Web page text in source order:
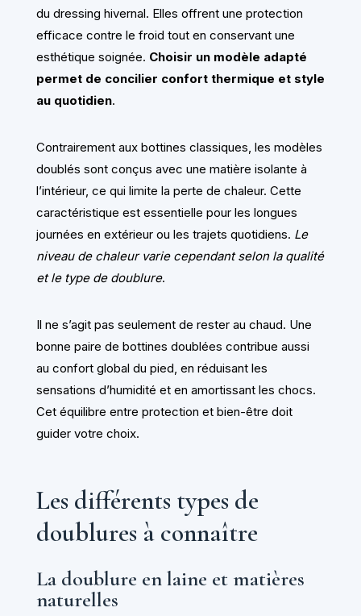
du dressing hivernal. Elles offrent une protection
efficace contre le froid tout en conservant une
esthétique soignée. Choisir un modèle adapté
permet de concilier confort thermique et style
au quotidien.
Contrairement aux bottines classiques, les modèles
doublés sont conçus avec une matière isolante à
l’intérieur, ce qui limite la perte de chaleur. Cette
caractéristique est essentielle pour les longues
journées en extérieur ou les trajets quotidiens. Le
niveau de chaleur varie cependant selon la qualité
et le type de doublure.
Il ne s’agit pas seulement de rester au chaud. Une
bonne paire de bottines doublées contribue aussi
au confort global du pied, en réduisant les
sensations d’humidité et en amortissant les chocs.
Cet équilibre entre protection et bien-être doit
guider votre choix.
Les différents types de
doublures à connaître
La doublure en laine et matières
naturelles